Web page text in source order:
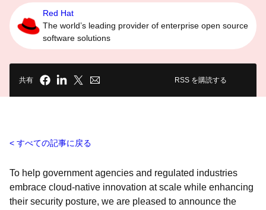
Red Hat
The world’s leading provider of enterprise open source
software solutions
共有 RSS を購読する
すべての記事に戻る
To help government agencies and regulated industries
embrace cloud-native innovation at scale while enhancing
their security posture, we are pleased to announce the